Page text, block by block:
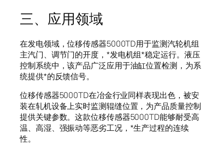
三、应用领域
在发电领域，位移传感器5000TD用于监测汽轮机组
主汽门、调节门的开度，*发电机组*稳定运行。液压
控制系统中，该产品广泛应用于油缸位置检测，为系
统提供*的反馈信号。
位移传感器5000TD在冶金行业同样表现出色，被安
装在轧机设备上实时监测辊缝位置，为产品质量控制
提供关键参数。这款位移传感器5000TD能够耐受高
温、高湿、强振动等恶劣工况，*生产过程的连续
性。